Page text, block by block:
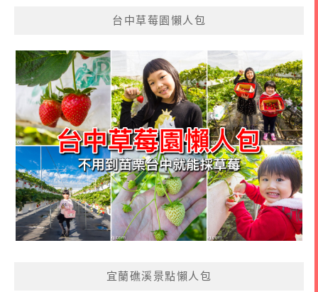
台中草莓園懶人包
宜蘭礁溪景點懶人包